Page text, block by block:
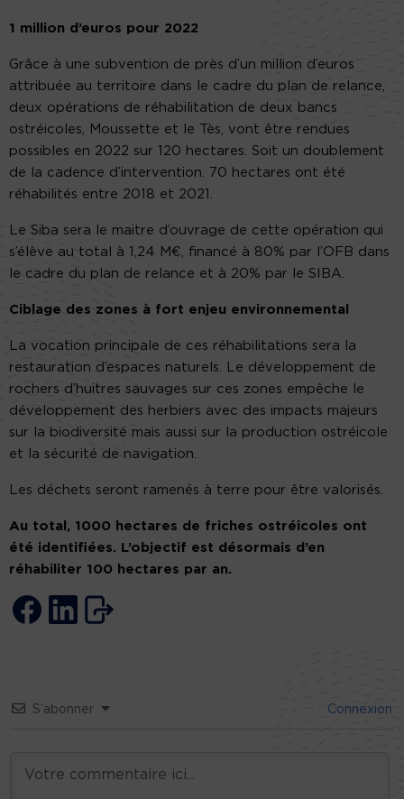
1 million d’euros pour 2022
Grâce à une subvention de près d’un million d’euros
attribuée au territoire dans le cadre du plan de relance,
deux opérations de réhabilitation de deux bancs
ostréicoles, Moussette et le Tès, vont être rendues
possibles en 2022 sur 120 hectares. Soit un doublement
de la cadence d’intervention. 70 hectares ont été
réhabilités entre 2018 et 2021.
Le Siba sera le maitre d’ouvrage de cette opération qui
s’élève au total à 1,24 M€, financé à 80% par l’OFB dans
le cadre du plan de relance et à 20% par le SIBA.
Ciblage des zones à fort enjeu environnemental
La vocation principale de ces réhabilitations sera la
restauration d’espaces naturels. Le développement de
rochers d’huitres sauvages sur ces zones empêche le
développement des herbiers avec des impacts majeurs
sur la biodiversité mais aussi sur la production ostréicole
et la sécurité de navigation.
Les déchets seront ramenés à terre pour être valorisés.
Au total, 1000 hectares de friches ostréicoles ont
été identifiées. L’objectif est désormais d’en
réhabiliter 100 hectares par an.
S’abonner Connexion